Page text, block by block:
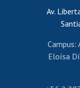
Av.
Campus:
Eloísa